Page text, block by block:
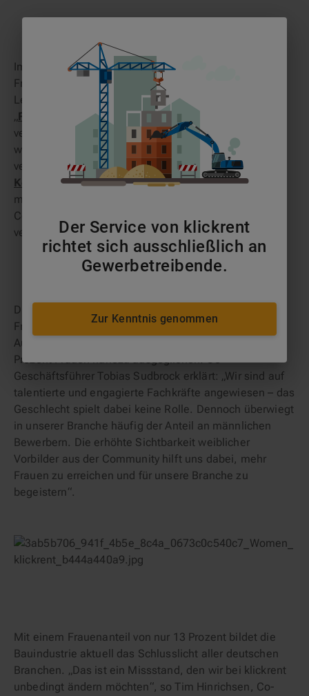
Im Oktober 2022 hat klickrent während der bauma die
Fraueninitiative im Rahmen eines
Leben gerufen und parallel dazu die LinkedIn-Gruppe
„Frauen in der Baubranche
“ gelauncht. Die Gruppe
vereint Frauen, die die Baubranche aktiv mitgestalten
wollen und bietet eine Plattform, in der sie sich
vernetzen und auszutauschen können. Der
Kommunikationsworkshopmit Katja Schleicher
markierte dabei das erste Netzwerktreffen der
Community, die mittlerweile mehr als 160 Mitglieder
verzeichnet.
Die Ergebnisse der Initiative sprechen für sich. Die
Frauenquote bei klickrent liegt aktuell bei 49 Prozent.
Auch auf Führungsebene ist das Verhältnis mit 43
Prozent Frauen nahezu ausgeglichen. Co-
Geschäftsführer Tobias Sudbrock erklärt: „Wir sind auf
talentierte und engagierte Fachkräfte angewiesen – das
Geschlecht spielt dabei keine Rolle. Dennoch überwiegt
in unserer Branche häufig der Anteil an männlichen
Bewerbern. Die erhöhte Sichtbarkeit weiblicher
Vorbilder aus der Community hilft uns dabei, mehr
Frauen zu erreichen und für unsere Branche zu
begeistern“.
Mit einem Frauenanteil von nur 13 Prozent bildet die
Bauindustrie aktuell das Schlusslicht aller deutschen
Branchen. „Das ist ein Missstand, den wir bei klickrent
unbedingt ändern möchten“, so Tim Hinrichsen, Co-
Der Service von klickrent
richtet sich ausschließlich an
Gewerbetreibende.
Zur Kenntnis genommen